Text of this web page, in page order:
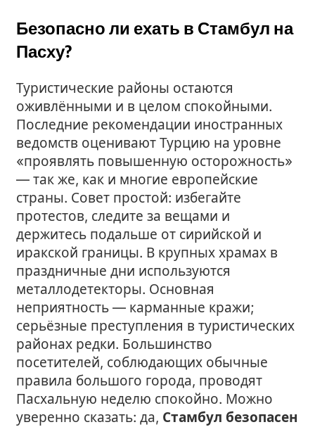
Безопасно ли ехать в Стамбул на
Пасху?
Туристические районы остаются
оживлёнными и в целом спокойными.
Последние рекомендации иностранных
ведомств оценивают Турцию на уровне
«проявлять повышенную осторожность»
— так же, как и многие европейские
страны. Совет простой: избегайте
протестов, следите за вещами и
держитесь подальше от сирийской и
иракской границы. В крупных храмах в
праздничные дни используются
металлодетекторы. Основная
неприятность — карманные кражи;
серьёзные преступления в туристических
районах редки. Большинство
посетителей, соблюдающих обычные
правила большого города, проводят
Пасхальную неделю спокойно. Можно
уверенно сказать: да, Стамбул безопасен